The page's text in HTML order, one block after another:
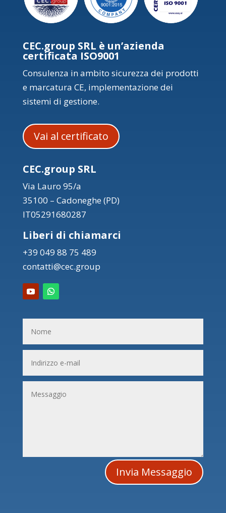
CEC.group SRL è un’azienda
certificata ISO9001
Consulenza in ambito sicurezza dei prodotti
e marcatura CE, implementazione dei
sistemi di gestione.
Vai al certificato
CEC.group SRL
Via Lauro 95/a
35100 – Cadoneghe (PD)
IT05291680287
Liberi di chiamarci
+39 049 88 75 489
contatti@cec.group
Invia Messaggio